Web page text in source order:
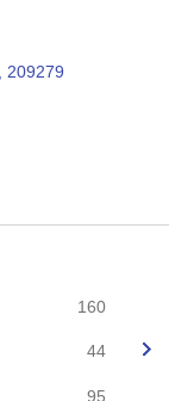
209279
160
44
95